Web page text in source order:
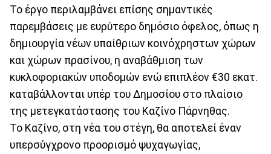
Το έργο περιλαμβάνει επίσης σημαντικές
παρεμβάσεις με ευρύτερο δημόσιο όφελος, όπως η
δημιουργία νέων υπαίθριων κοινόχρηστων χώρων
και χώρων πρασίνου, η αναβάθμιση των
κυκλοφοριακών υποδομών ενώ επιπλέον €30 εκατ.
καταβάλλονται υπέρ του Δημοσίου στο πλαίσιο
της μετεγκατάστασης του Καζίνο Πάρνηθας.
Το Καζίνο, στη νέα του στέγη, θα αποτελεί έναν
υπερσύγχρονο προορισμό ψυχαγωγίας,